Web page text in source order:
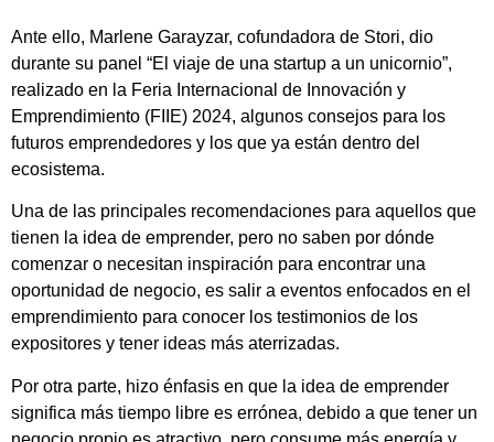
Ante ello, Marlene Garayzar, cofundadora de Stori, dio
durante su panel “El viaje de una startup a un unicornio”,
realizado en la Feria Internacional de Innovación y
Emprendimiento (FIIE) 2024, algunos consejos para los
futuros emprendedores y los que ya están dentro del
ecosistema.
Una de las principales recomendaciones para aquellos que
tienen la idea de emprender, pero no saben por dónde
comenzar o necesitan inspiración para encontrar una
oportunidad de negocio, es salir a eventos enfocados en el
emprendimiento para conocer los testimonios de los
expositores y tener ideas más aterrizadas.
Por otra parte, hizo énfasis en que la idea de emprender
significa más tiempo libre es errónea, debido a que tener un